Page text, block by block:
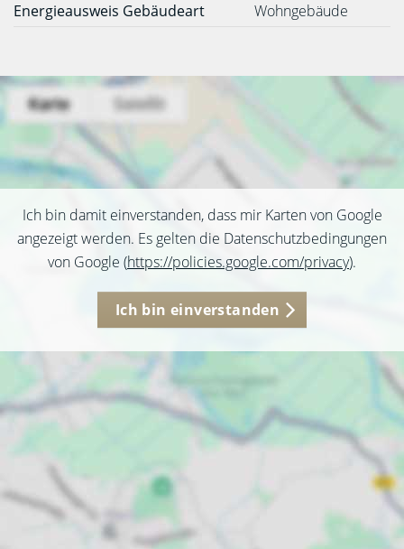
Energieausweis Gebäudeart
Wohngebäude
Ich bin damit einverstanden, dass mir Karten von Google
angezeigt werden. Es gelten die Datenschutzbedingungen
von Google (https://policies.google.com/privacy).
Ich bin einverstanden